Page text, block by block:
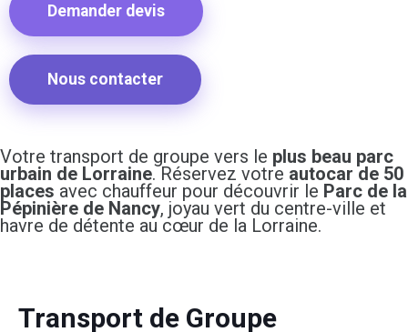
Demander devis
Nous contacter
Votre transport de groupe vers le plus beau parc
urbain de Lorraine. Réservez votre autocar de 50
places avec chauffeur pour découvrir le Parc de la
Pépinière de Nancy, joyau vert du centre-ville et
havre de détente au cœur de la Lorraine.
Transport de Groupe